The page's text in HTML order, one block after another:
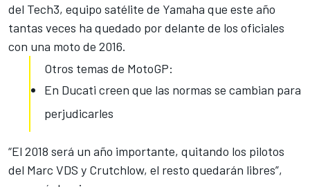
del Tech3, equipo satélite de Yamaha que este año
tantas veces ha quedado por delante de los oficiales
con una moto de 2016.
Otros temas de MotoGP:
En Ducati creen que las normas se cambian para
perjudicarles
“El 2018 será un año importante, quitando los pilotos
del Marc VDS y Crutchlow, el resto quedarán libres”,